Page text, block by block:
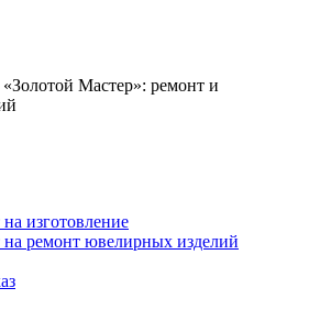
Мастер»: ремонт и
изготовление
на ремонт ювелирных изделий